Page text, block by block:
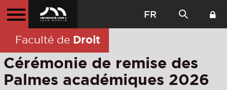
FR
Faculté de Droit
Cérémonie de remise des
Palmes académiques 2026